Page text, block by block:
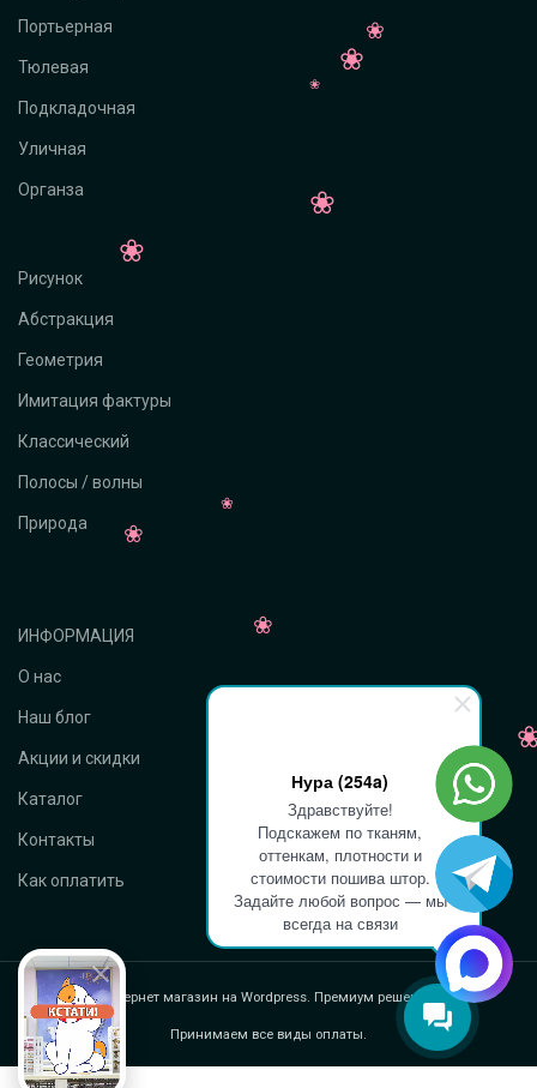
Нура (254a)
Здравствуйте!
Подскажем по тканям,
оттенкам, плотности и
стоимости пошива штор.
Задайте любой вопрос — мы
всегда на связи
Портьерная
Тюлевая
Подкладочная
Уличная
Органза
Рисунок
Абстракция
Геометрия
Имитация фактуры
Классический
Полосы / волны
Природа
ИНФОРМАЦИЯ
О нас
Наш блог
Акции и скидки
Каталог
Контакты
Как оплатить
Интернет магазин на Wordpress. Премиум решения.
Принимаем все виды оплаты.